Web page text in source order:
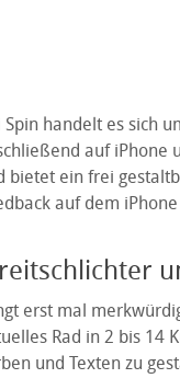
Spin handelt es sich
auf iPhone
bietet ein frei
auf dem
erst mal
Rad in 2 bis 14
und Texten zu